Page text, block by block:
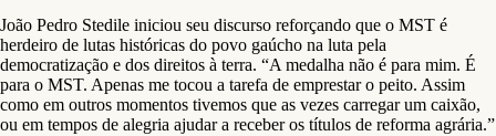
João Pedro Stedile iniciou seu discurso reforçando que o MST é
herdeiro de lutas históricas do povo gaúcho na luta pela
democratização e dos direitos à terra. “A medalha não é para mim. É
para o MST. Apenas me tocou a tarefa de emprestar o peito. Assim
como em outros momentos tivemos que as vezes carregar um caixão,
ou em tempos de alegria ajudar a receber os títulos de reforma agrária.”